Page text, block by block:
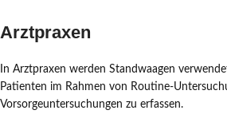
Arztpraxen
In Arztpraxen werden Standwaagen
Patienten im Rahmen von Routine-
Vorsorgeuntersuchungen zu erfassen.